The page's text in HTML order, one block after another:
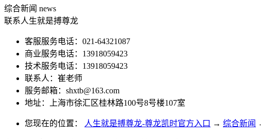
综合新闻 news
联系人生就是搏尊龙
客服服务电话：021-64321087
商业服务电话：13918059423
技术服务电话：13918059423
联系人：崔老师
服务邮箱： shxtb@163.com
地址：上海市徐汇区桂林路100号8号楼107室
您现在的位置： 人生就是搏尊龙-尊龙凯时官方入口 → 综合新闻